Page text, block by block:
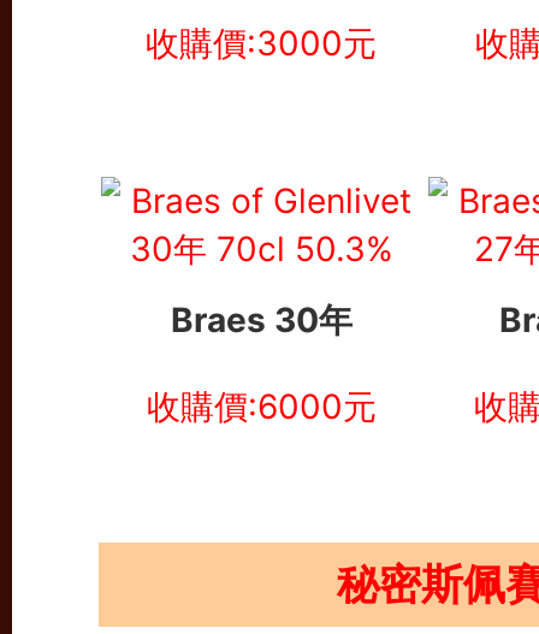
收購價:3000元 收
Braes 30年
收購價:6000元 收
秘密斯佩